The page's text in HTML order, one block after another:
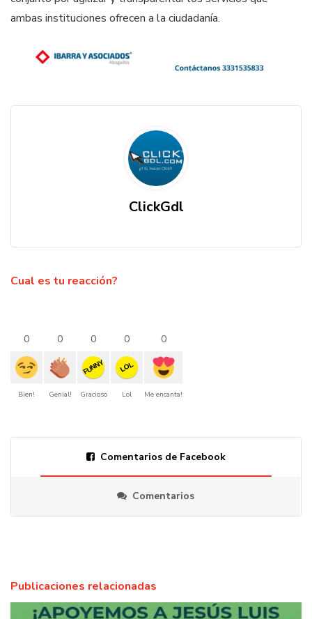
ambas instituciones ofrecen a la ciudadanía.
ClickGdl
Cual es tu reacción?
0
Bien!
0
Genial!
0
FUNNY
Gracioso
0
LOL
Lol
0
Me encanta!
Comentarios de Facebook
Comentarios
Publicaciones relacionadas